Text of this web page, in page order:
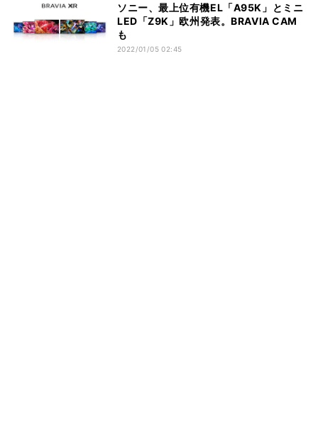
ソニー、最上位有機EL「A95K」とミニ
LED「Z9K」欧州発表。BRAVIA CAM
も
2022/01/05 02:45